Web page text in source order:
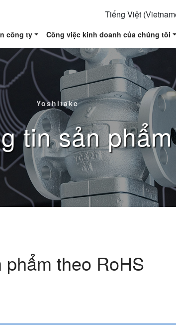
Tiếng Việt
công ty Công việc kinh doanh của chúng tôi
Yoshitake
tin sản phẩm
phẩm theo RoHS